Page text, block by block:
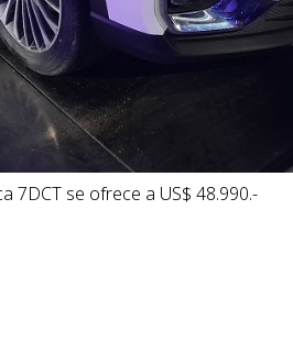
7DCT se ofrece a US$ 48.990.-